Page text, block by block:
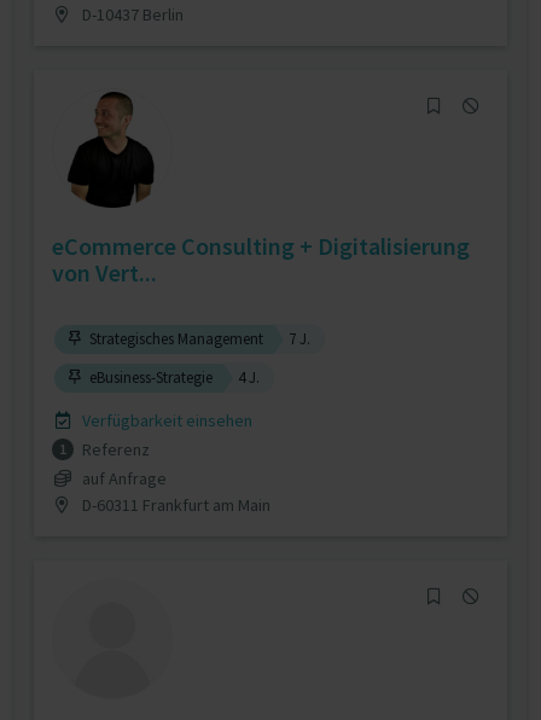
D-10437 Berlin
eCommerce Consulting + Digitalisierung
von Vert...
Strategisches Management
7 J.
eBusiness-Strategie
4 J.
Verfügbarkeit einsehen
1
Referenz
auf Anfrage
D-60311 Frankfurt am Main